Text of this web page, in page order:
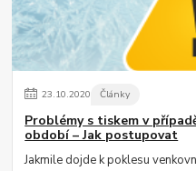
23.10.2020 Články
Problémy s tiskem v
období – Jak postupovat
Jakmile dojde k poklesu